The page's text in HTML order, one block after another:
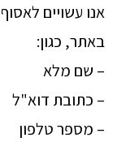
אנו עשויים
באתר, כגון:
– שם מלא
– כתובת דוא"ל
– מספר טלפון